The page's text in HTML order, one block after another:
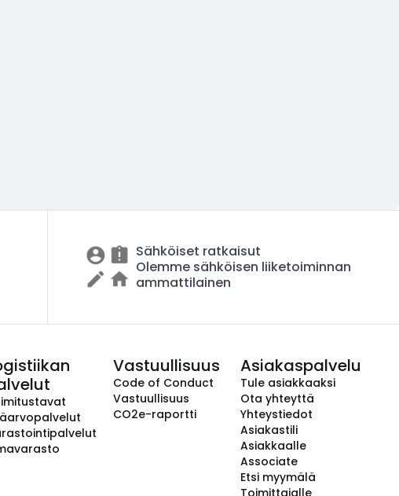
Sähköiset ratkaisut
Olemme sähköisen liiketoiminnan
ammattilainen
Vastuullisuus
Code of Conduct
Vastuullisuus
CO2e-raportti
Asiakaspalvelu
Tule asiakkaaksi
Ota yhteyttä
Yhteystiedot
Asiakastili
Asiakkaalle
Associate
Etsi myymälä
Toimittajalle